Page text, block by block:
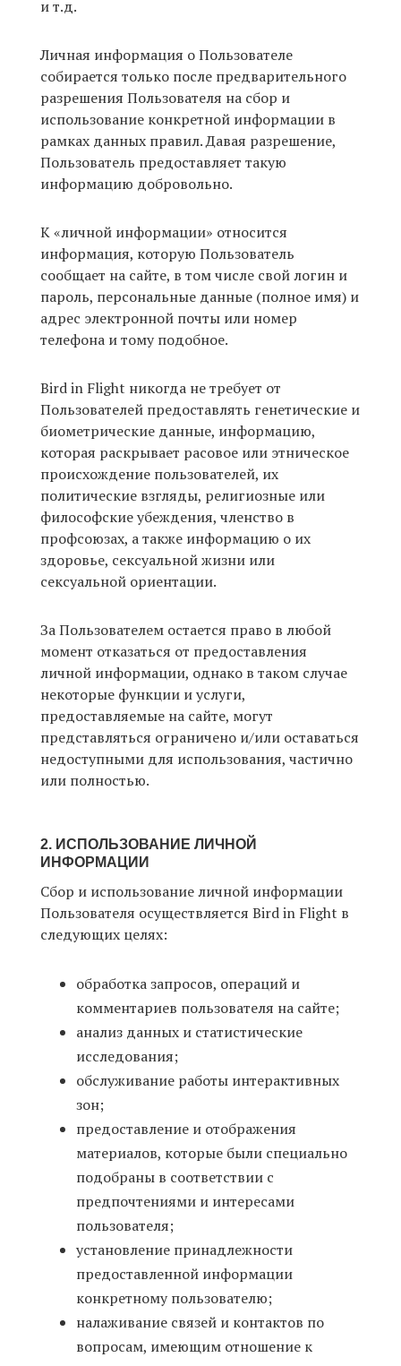
и т.д.
Личная информация о Пользователе
собирается только после предварительного
разрешения Пользователя на сбор и
использование конкретной информации в
рамках данных правил. Давая разрешение,
Пользователь предоставляет такую
информацию добровольно.
К «личной информации» относится
информация, которую Пользователь
сообщает на сайте, в том числе свой логин и
пароль, персональные данные (полное имя) и
адрес электронной почты или номер
телефона и тому подобное.
Bird in Flight никогда не требует от
Пользователей предоставлять генетические и
биометрические данные, информацию,
которая раскрывает расовое или этническое
происхождение пользователей, их
политические взгляды, религиозные или
философские убеждения, членство в
профсоюзах, а также информацию о их
здоровье, сексуальной жизни или
сексуальной ориентации.
За Пользователем остается право в любой
момент отказаться от предоставления
личной информации, однако в таком случае
некоторые функции и услуги,
предоставляемые на сайте, могут
представляться ограничено и/или оставаться
недоступными для использования, частично
или полностью.
2. ИСПОЛЬЗОВАНИЕ ЛИЧНОЙ
ИНФОРМАЦИИ
Сбор и использование личной информации
Пользователя осуществляется Bird in Flight в
следующих целях:
обработка запросов, операций и
комментариев пользователя на сайте;
анализ данных и статистические
исследования;
обслуживание работы интерактивных
зон;
предоставление и отображения
материалов, которые были специально
подобраны в соответствии с
предпочтениями и интересами
пользователя;
установление принадлежности
предоставленной информации
конкретному пользователю;
налаживание связей и контактов по
вопросам, имеющим отношение к